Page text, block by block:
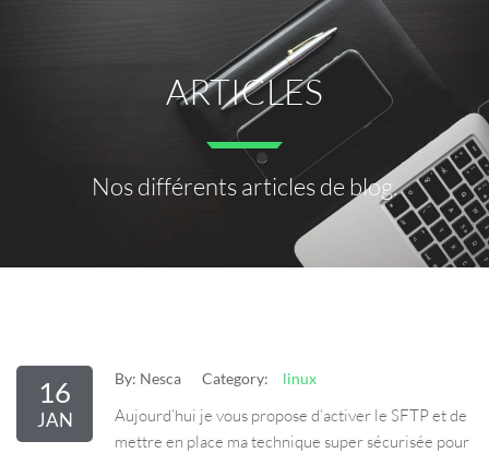
ARTICLES
Nos différents articles de blog.
16
JAN
By: Nesca Category: linux
Aujourd’hui je vous propose d’activer le SFTP et de
mettre en place ma technique super sécurisée pour